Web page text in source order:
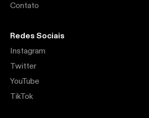
Contato
Redes Sociais
Instagram
Twitter
YouTube
TikTok